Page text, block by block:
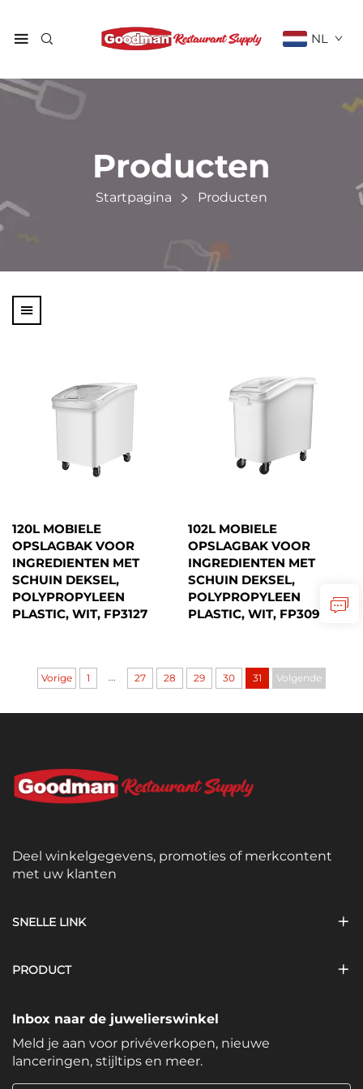
NL
Producten
Startpagina Producten
120L MOBIELE
OPSLAGBAK VOOR
INGREDIENTEN MET
SCHUIN DEKSEL,
POLYPROPYLEEN
PLASTIC, WIT, FP3127
102L MOBIELE
OPSLAGBAK VOOR
INGREDIENTEN MET
SCHUIN DEKSEL,
POLYPROPYLEEN
PLASTIC, WIT, FP3090
Vorige 1 ... 27 28 29 30 31 Volgende
Deel winkelgegevens, promoties of merkcontent
met uw klanten
SNELLE LINK
PRODUCT
Inbox naar de juwelierswinkel
Meld je aan voor privéverkopen, nieuwe
lanceringen, stijltips en meer.